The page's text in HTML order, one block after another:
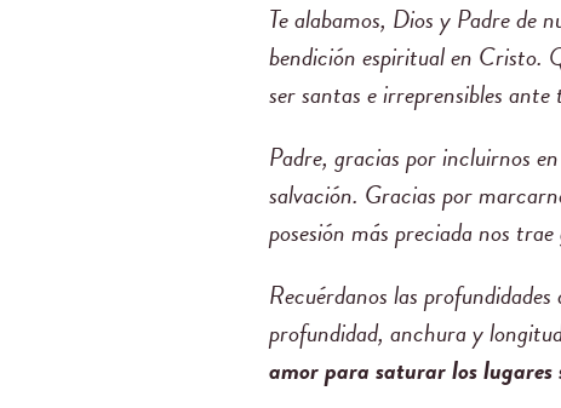
Te alabamos, Dios y Padre de
bendición espiritual en Cristo.
ser santas e irreprensibles
Padre, gracias por incluirnos
salvación. Gracias por
posesión más preciada nos
Recuérdanos las
profundidad, anchura y
amor para saturar los lugares